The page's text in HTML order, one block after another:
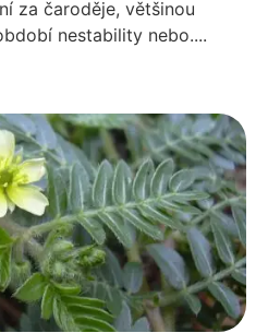
za čaroděje, většinou
nestability nebo....